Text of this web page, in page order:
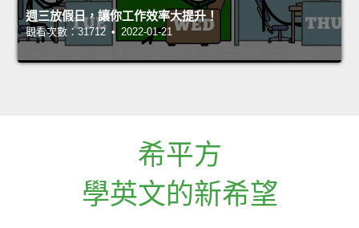
週三放假日，讓你工作效率大提升！
觀看次數：31712 • 2022-01-21
希平方
學英文的新希望